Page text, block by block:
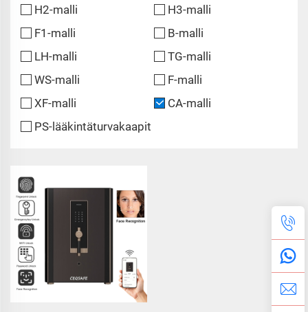
H2-malli
H3-malli
F1-malli
B-malli
LH-malli
TG-malli
WS-malli
F-malli
XF-malli
CA-malli
PS-lääkintäturvakaapit